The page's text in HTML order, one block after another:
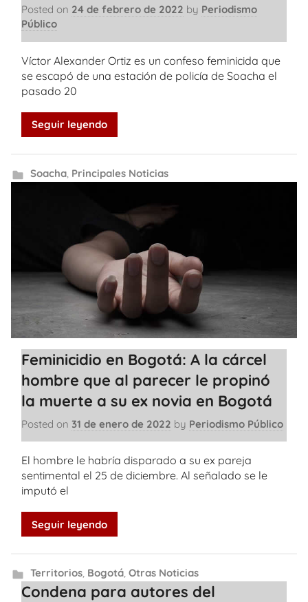
Posted on 24 de febrero de 2022 by Periodismo
Público
Víctor Alexander Ortiz es un confeso feminicida que
se escapó de una estación de policía de Soacha el
pasado 20
Seguir leyendo
Soacha, Principales Noticias
Feminicidio en Bogotá: A la cárcel
hombre que al parecer le propinó
la muerte a su ex novia en Bogotá
Posted on 31 de enero de 2022 by Periodismo Público
El hombre le habría disparado a su ex pareja
sentimental el 25 de diciembre. Al señalado se le
imputó el
Seguir leyendo
Territorios, Bogotá, Otras Noticias
Condena para autores del